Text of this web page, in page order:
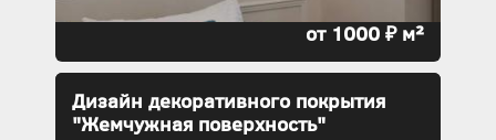
от 1000 ₽ м²
Дизайн декоративного покрытия
"Жемчужная поверхность"